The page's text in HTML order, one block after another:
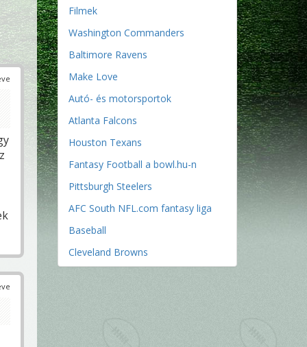
Filmek
Washington Commanders
Baltimore Ravens
Make Love
Autó- és motorsportok
Atlanta Falcons
Houston Texans
Fantasy Football a bowl.hu-n
Pittsburgh Steelers
AFC South NFL.com fantasy liga
Baseball
Cleveland Browns